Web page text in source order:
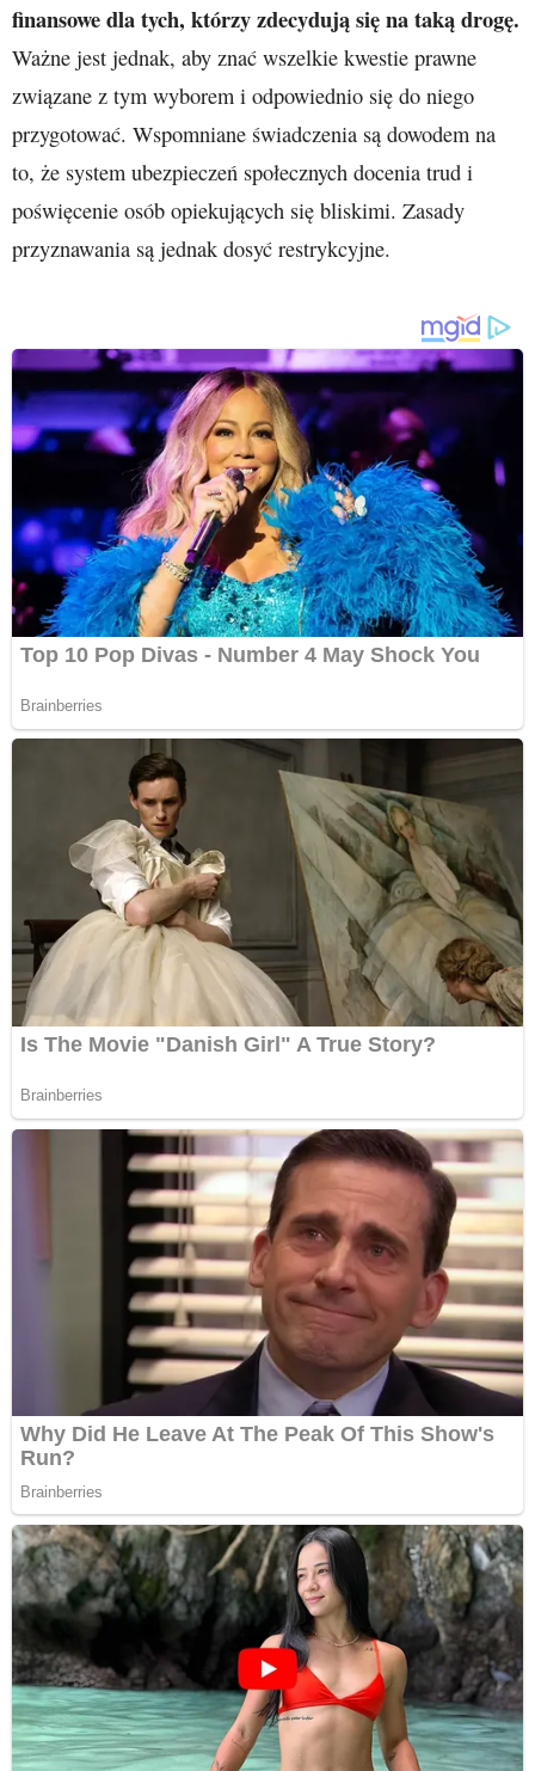
finansowe dla tych, którzy zdecydują się na taką drogę.
Ważne jest jednak, aby znać wszelkie kwestie prawne
związane z tym wyborem i odpowiednio się do niego
przygotować. Wspomniane świadczenia są dowodem na
to, że system ubezpieczeń społecznych docenia trud i
poświęcenie osób opiekujących się bliskimi. Zasady
przyznawania są jednak dosyć restrykcyjne.